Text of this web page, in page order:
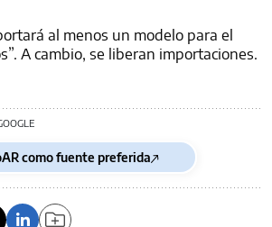
al menos un modelo para el
A cambio, se liberan importaciones.
como fuente preferida